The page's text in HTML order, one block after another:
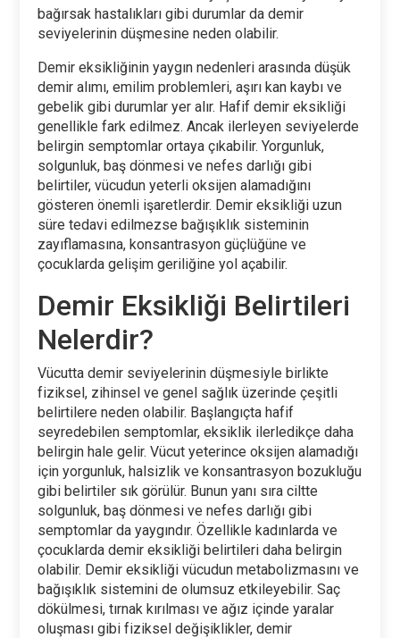
bağırsak hastalıkları gibi durumlar da demir
seviyelerinin düşmesine neden olabilir.
Demir eksikliğinin yaygın nedenleri arasında düşük
demir alımı, emilim problemleri, aşırı kan kaybı ve
gebelik gibi durumlar yer alır. Hafif demir eksikliği
genellikle fark edilmez. Ancak ilerleyen seviyelerde
belirgin semptomlar ortaya çıkabilir. Yorgunluk,
solgunluk, baş dönmesi ve nefes darlığı gibi
belirtiler, vücudun yeterli oksijen alamadığını
gösteren önemli işaretlerdir. Demir eksikliği uzun
süre tedavi edilmezse bağışıklık sisteminin
zayıflamasına, konsantrasyon güçlüğüne ve
çocuklarda gelişim geriliğine yol açabilir.
Demir Eksikliği Belirtileri
Nelerdir?
Vücutta demir seviyelerinin düşmesiyle birlikte
fiziksel, zihinsel ve genel sağlık üzerinde çeşitli
belirtilere neden olabilir. Başlangıçta hafif
seyredebilen semptomlar, eksiklik ilerledikçe daha
belirgin hale gelir. Vücut yeterince oksijen alamadığı
için yorgunluk, halsizlik ve konsantrasyon bozukluğu
gibi belirtiler sık görülür. Bunun yanı sıra ciltte
solgunluk, baş dönmesi ve nefes darlığı gibi
semptomlar da yaygındır. Özellikle kadınlarda ve
çocuklarda demir eksikliği belirtileri daha belirgin
olabilir. Demir eksikliği vücudun metabolizmasını ve
bağışıklık sistemini de olumsuz etkileyebilir. Saç
dökülmesi, tırnak kırılması ve ağız içinde yaralar
oluşması gibi fiziksel değişiklikler, demir